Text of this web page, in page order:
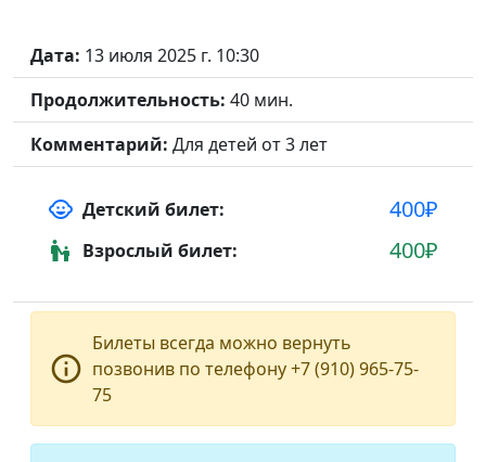
Дата: 13 июля 2025 г. 10:30
Продолжительность: 40 мин.
Комментарий: Для детей от 3 лет
child_care Детский билет: 400₽
escalator_warning Взрослый билет: 400₽
info_outline
Билеты всегда можно вернуть
позвонив по телефону +7 (910) 965-75-
75